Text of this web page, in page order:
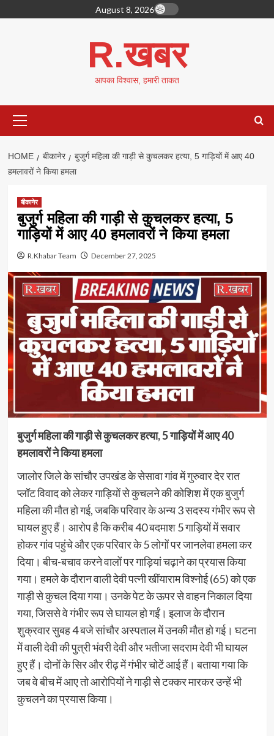
to
August 8, 2026
R.खबर
आपका विश्वास, हमारी ताकत
Menu
HOME बीकानेर
बुजुर्ग महिला की गाड़ी से कुचलकर हत्या, 5 गाड़ियों में आए 40
हमलावरों ने किया हमला
बीकानेर
बुजुर्ग महिला की गाड़ी से कुचलकर हत्या, 5
गाड़ियों में आए 40 हमलावरों ने किया हमला
R.Khabar Team December 27, 2025
बुजुर्ग महिला की गाड़ी से कुचलकर हत्या, 5 गाड़ियों में आए 40
हमलावरों ने किया हमला
जालोर जिले के सांचौर उपखंड के सेसावा गांव में गुरुवार देर रात
प्लॉट विवाद को लेकर गाड़ियों से कुचलने की कोशिश में एक बुजुर्ग
महिला की मौत हो गई, जबकि परिवार के अन्य 3 सदस्य गंभीर रूप से
घायल हुए हैं। आरोप है कि करीब 40 बदमाश 5 गाड़ियों में सवार
होकर गांव पहुंचे और एक परिवार के 5 लोगों पर जानलेवा हमला कर
दिया। बीच-बचाव करने वालों पर गाड़ियां चढ़ाने का प्रयास किया
गया। हमले के दौरान वाली देवी पत्नी खींयाराम विश्नोई (65) को एक
गाड़ी से कुचल दिया गया। उनके पेट के ऊपर से वाहन निकाल दिया
गया, जिससे वे गंभीर रूप से घायल हो गईं। इलाज के दौरान
शुक्रवार सुबह 4 बजे सांचौर अस्पताल में उनकी मौत हो गई। घटना
में वाली देवी की पुत्री भंवरी देवी और भतीजा सदराम देवी भी घायल
हुए हैं। दोनों के सिर और रीढ़ में गंभीर चोटें आई हैं। बताया गया कि
जब वे बीच में आए तो आरोपियों ने गाड़ी से टक्कर मारकर उन्हें भी
कुचलने का प्रयास किया।